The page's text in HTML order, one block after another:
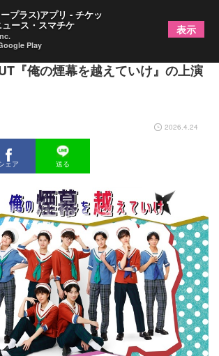
ーイズ、上田一軒演出で
『俺の煙幕を越えていけ』の上演
2026.4.24
ェア 送る
プラス)アプリ - チケッ
ュース・スマチケ
Play
表示